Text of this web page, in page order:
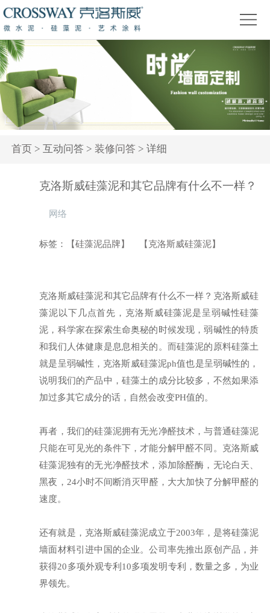
首
页
关
于
我
们
产
品
中
品
新
首页 > 互动问答 > 装修问答> 详细
克洛斯威硅藻泥和其它品牌有什么不一样？
网络
标签： 【硅藻泥品牌】 【克洛斯威硅藻泥】
克洛斯威硅藻泥和其它品牌有什么不一样？克洛斯威硅
藻泥以下几点首先，克洛斯威硅藻泥是呈弱碱性硅藻
泥，科学家在探索生命奥秘的时候发现，弱碱性的特质
和我们人体健康是息息相关的。而硅藻泥的原料硅藻土
就是呈弱碱性，克洛斯威硅藻泥ph值也是呈弱碱性的，
说明我们的产品中，硅藻土的成分比较多，不然如果添
加过多其它成分的话，自然会改变PH值的。
再者，我们的硅藻泥拥有无光净醛技术，与普通硅藻泥
只能在可见光的条件下，才能分解甲醛不同。克洛斯威
硅藻泥独有的无光净醛技术，添加除醛酶，无论白天、
黑夜，24小时不间断消灭甲醛，大大加快了分解甲醛的
速度。
还有就是，克洛斯威硅藻泥成立于2003年，是将硅藻泥
墙面材料引进中国的企业。公司率先推出原创产品，并
获得20多项外观专利10多项发明专利，数量之多，为业
界领先。